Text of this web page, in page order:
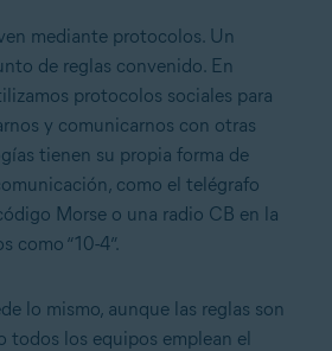
mediante protocolos. Un
de reglas convenido. En
protocolos sociales para
y comunicarnos con otras
tienen su propia forma de
como el telégrafo
Morse o una radio CB en la
como “10-4”.
lo mismo, aunque las reglas son
todos los equipos emplean el